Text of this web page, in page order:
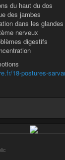
du haut du dos
des jambes
dans les glandes
nerveux
digestifs
18-postures-